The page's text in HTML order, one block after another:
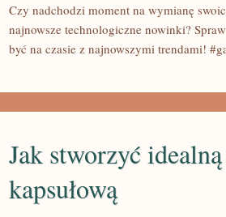
Czy nadchodzi moment na wymianę
najnowsze technologiczne nowinki?
być na czasie z najnowszymi trendami!
Jak stworzyć
kapsułową